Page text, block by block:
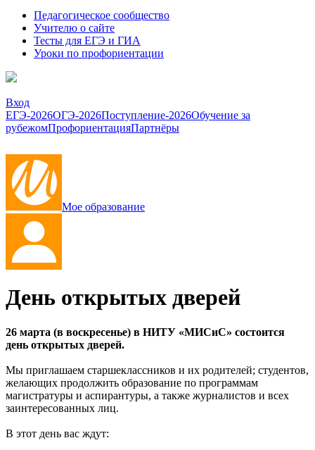
Педагогическое сообщество
Учителю о сайте
Тесты для ЕГЭ и ГИА
Уроки по профориентации
Вход
ЕГЭ-2026ОГЭ-2026Поступление-2026Обучение за
рубежомПрофориентацияПартнёры
Мое образование
День открытых дверей
26 марта (в воскресенье) в НИТУ «МИСиС» состоится
день открытых дверей.
Мы приглашаем старшеклассников и их родителей; студентов,
желающих продолжить образование по программам
магистратуры и аспирантуры, а также журналистов и всех
заинтересованных лиц.
В этот день вас ждут: